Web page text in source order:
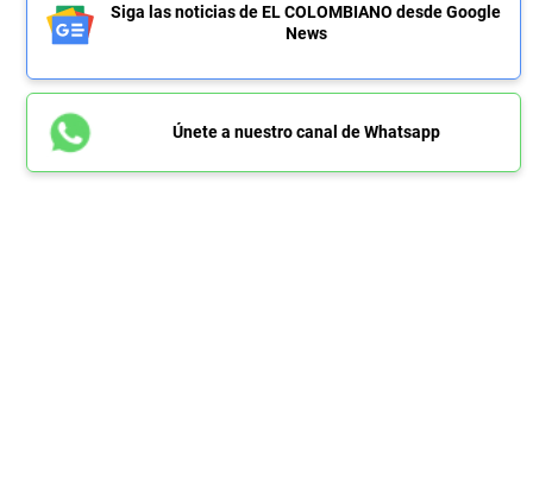
Siga las noticias de EL COLOMBIANO desde Google
News
Únete a nuestro canal de Whatsapp